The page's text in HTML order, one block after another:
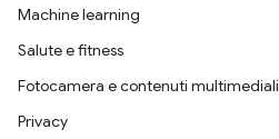
Machine learning
Salute e fitness
Fotocamera e contenuti multimediali
Privacy